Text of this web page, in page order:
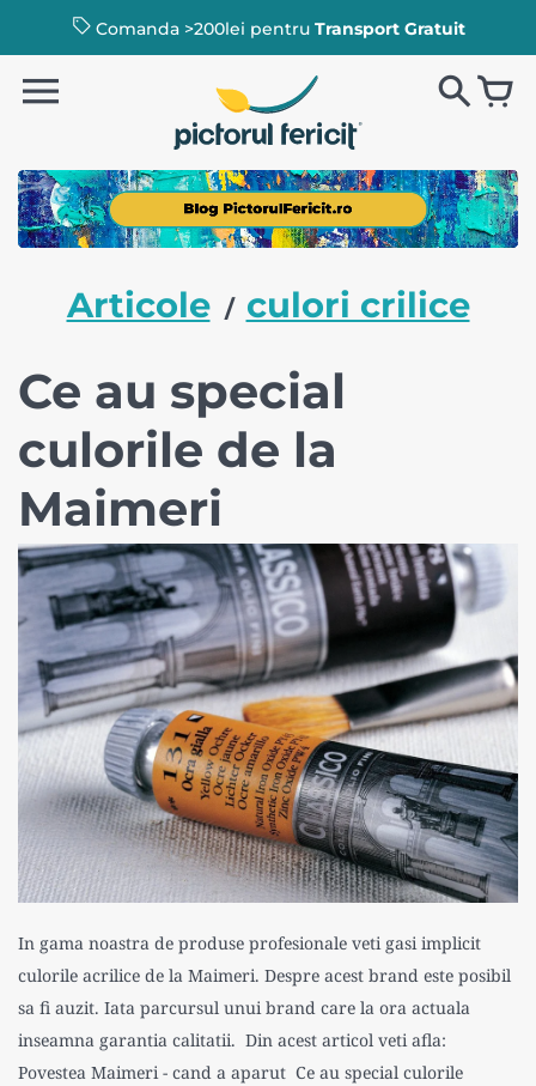
Comanda >200lei pentru Transport Gratuit
Articole / culori crilice
Ce au special
culorile de la
Maimeri
In gama noastra de produse profesionale veti gasi implicit
culorile acrilice de la Maimeri. Despre acest brand este posibil
sa fi auzit. Iata parcursul unui brand care la ora actuala
inseamna garantia calitatii. Din acest articol veti afla:
Povestea Maimeri - cand a aparut Ce au special culorile